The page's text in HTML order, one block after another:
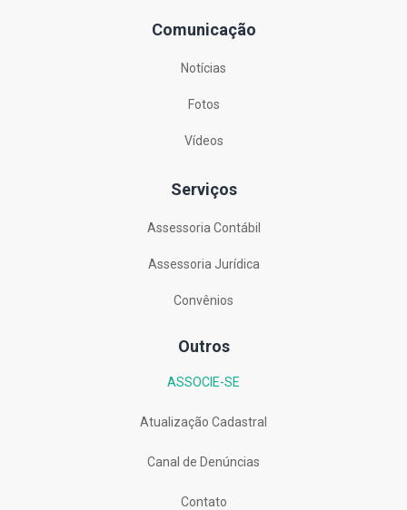
Comunicação
Notícias
Fotos
Vídeos
Serviços
Assessoria Contábil
Assessoria Jurídica
Convênios
Outros
ASSOCIE-SE
Atualização Cadastral
Canal de Denúncias
Contato